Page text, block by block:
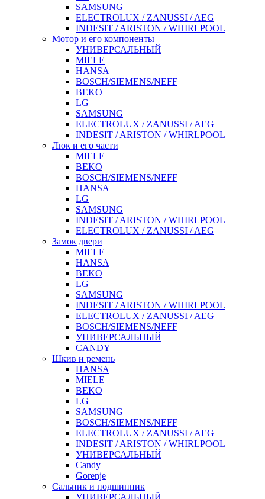
SAMSUNG
ELECTROLUX / ZANUSSI / AEG
INDESIT / ARISTON / WHIRLPOOL
Мотор и его компоненты
УНИВЕРСАЛЬНЫЙ
MIELE
HANSA
BOSCH/SIEMENS/NEFF
BEKO
LG
SAMSUNG
ELECTROLUX / ZANUSSI / AEG
INDESIT / ARISTON / WHIRLPOOL
Люк и его части
MIELE
BEKO
BOSCH/SIEMENS/NEFF
HANSA
LG
SAMSUNG
INDESIT / ARISTON / WHIRLPOOL
ELECTROLUX / ZANUSSI / AEG
Замок двери
MIELE
HANSA
BEKO
LG
SAMSUNG
INDESIT / ARISTON / WHIRLPOOL
ELECTROLUX / ZANUSSI / AEG
BOSCH/SIEMENS/NEFF
УНИВЕРСАЛЬНЫЙ
CANDY
Шкив и ремень
HANSA
MIELE
BEKO
LG
SAMSUNG
BOSCH/SIEMENS/NEFF
ELECTROLUX / ZANUSSI / AEG
INDESIT / ARISTON / WHIRLPOOL
УНИВЕРСАЛЬНЫЙ
Candy
Gorenje
Сальник и подшипник
УНИВЕРСАЛЬНЫЙ